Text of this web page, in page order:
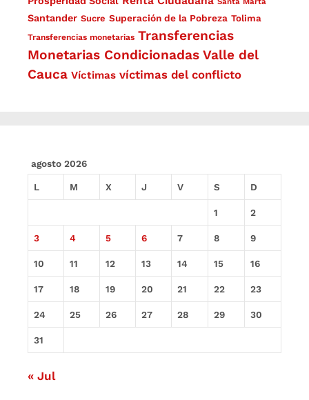
Santander Sucre Superación de la Pobreza Tolima
Transferencias monetarias Transferencias
Monetarias Condicionadas Valle del
Cauca Víctimas víctimas del conflicto
agosto 2026
L M X J V S D
1 2
3 4 5 6 7 8 9
10 11 12 13 14 15 16
17 18 19 20 21 22 23
24 25 26 27 28 29 30
31
« Jul